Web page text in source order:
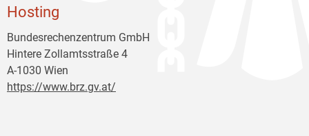
Hosting
Bundesrechenzentrum GmbH
Hintere Zollamtsstraße 4
A-1030 Wien
https://www.brz.gv.at/